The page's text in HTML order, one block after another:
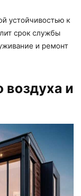
устойчивостью к
срок службы
и ремонт
воздуха и